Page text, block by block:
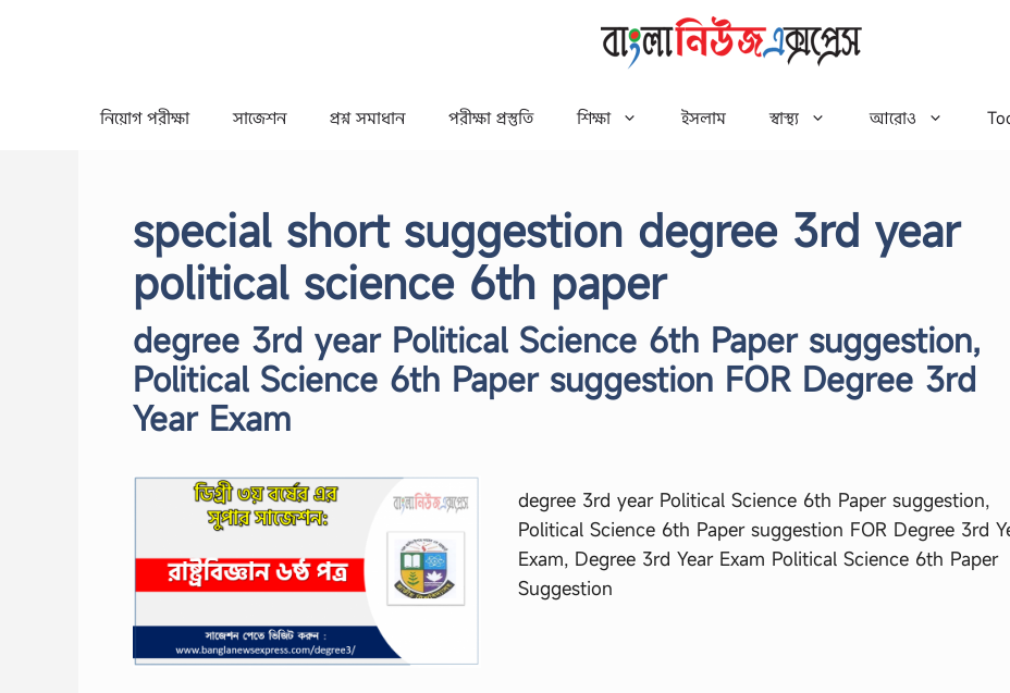
নিয়োগ পরীক্ষা সাজেশন প্রশ্ন সমাধান পরীক্ষা প্রস্তুতি শিক্ষা ইসলাম স্বাস্থ্য আরোও
special short suggestion degree 3rd year
political science 6th paper
degree 3rd year Political Science 6th Paper suggestion,
Political Science 6th Paper suggestion FOR Degree 3rd
Year Exam
degree 3rd year Political Science 6th Paper suggestion,
Political Science 6th Paper suggestion FOR Degree 3rd
Exam, Degree 3rd Year Exam Political Science 6th Paper
Suggestion